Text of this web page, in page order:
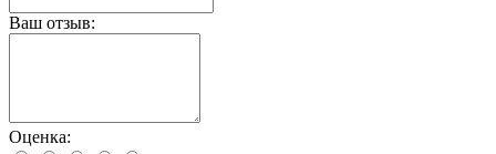
Ваш отзыв:
Оценка: